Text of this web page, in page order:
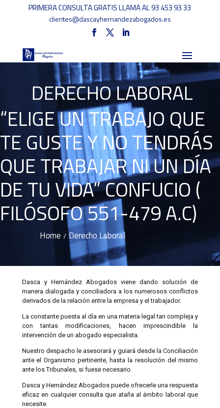
PRIMERA CONSULTA GRATIS LLAMA AL 93 453 93 33
clientes@dascayhernandezabogados.es
DERECHO LABORAL
“ELIGE UN TRABAJO QUE
TE GUSTE Y NO TENDRÁS
QUE TRABAJAR NI UN DÍA
DE TU VIDA” CONFUCIO (
FILÓSOFO 551-479 A.C)
Home / Derecho Laboral
Dasca y Hernández Abogados viene dando solución de
manera dialogada y conciliadora a los numerosos conflictos
derivados de la relación entre la empresa y el trabajador.
La constante puesta al día en una materia legal tan compleja y
con tantas modificaciones, hacen imprescindible la
intervención de un abogado especialista.
Nuestro despacho le asesorará y guiará desde la Conciliación
ante el Organismo pertinente, hasta la resolución del mismo
ante los Tribunales, si fuese necesario.
Dasca y Hernández Abogados puede ofrecerle una respuesta
eficaz en cualquier consulta que ataña al ámbito laboral que
necesite.